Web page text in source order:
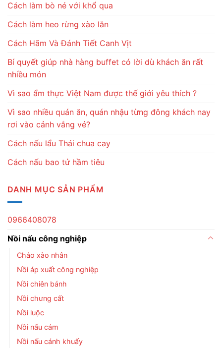
Cách làm bò né với khổ qua
Cách làm heo rừng xào lăn
Cách Hãm Và Đánh Tiết Canh Vịt
Bí quyết giúp nhà hàng buffet có lời dù khách ăn rất
nhiều món
Vì sao ẩm thực Việt Nam được thế giới yêu thích ?
Vì sao nhiều quán ăn, quán nhậu từng đông khách nay
rơi vào cảnh vắng vẻ?
Cách nấu lẩu Thái chua cay
Cách nấu bao tử hầm tiêu
DANH MỤC SẢN PHẨM
0966408078
Nồi nấu công nghiệp
Chảo xào nhân
Nồi áp xuất công nghiệp
Nồi chiên bánh
Nồi chưng cất
Nồi luộc
Nồi nấu cám
Nồi nấu cánh khuấy